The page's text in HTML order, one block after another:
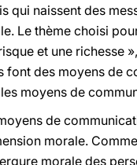
qui naissent des
Le thème choisi
et une richesse
des moyens de
moyens de
de
morale.
morale des